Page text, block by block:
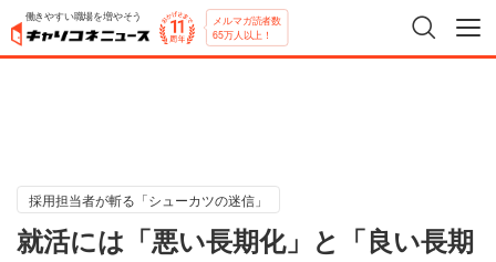
働きやすい職場を増やそう メルマガ読者数
65万人以上！
採用担当者が斬る「シューカツの迷信」
就活には「悪い長期化」と「良い長期